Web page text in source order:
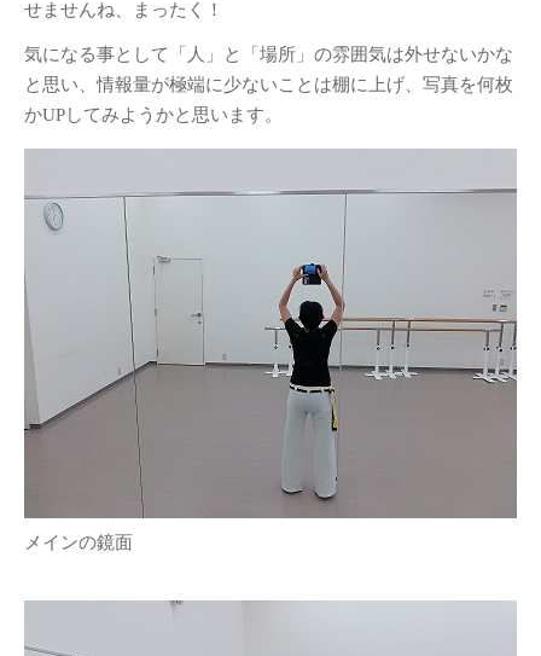
せませんね、まったく！
気になる事として「人」と「場所」の雰囲気は外せないかな
と思い、情報量が極端に少ないことは棚に上げ、写真を何枚
かUPしてみようかと思います。
メインの鏡面